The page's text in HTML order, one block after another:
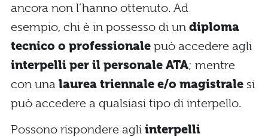
ancora non l’hanno ottenuto. Ad
esempio, chi è in possesso di un diploma
tecnico o professionale può accedere agli
interpelli per il personale ATA; mentre
con una laurea triennale e/o magistrale si
può accedere a qualsiasi tipo di interpello.
Possono rispondere agli interpelli